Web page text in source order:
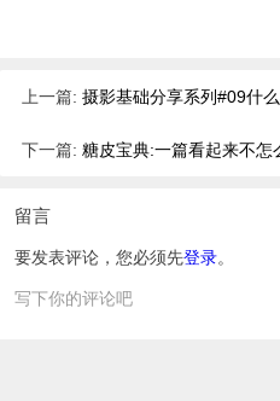
上一篇: 摄影基础分享系列#09什么
下一篇: 糖皮宝典:一篇看起来不怎么正经
留言
要发表评论，您必须先登录。
写下你的评论吧